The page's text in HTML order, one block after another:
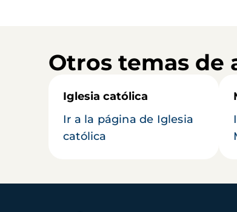
Otros temas de
Iglesia católica
Ir a la página de Iglesia
católica